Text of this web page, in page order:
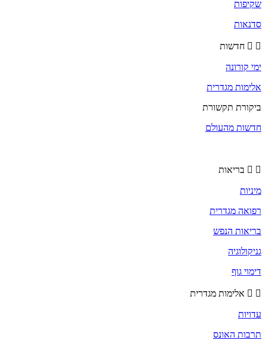
שקיפות
סדנאות
חדשות
ימי קורונה
אלימות מגדרית
ביקורת תקשורת
חדשות מהעולם
בריאות
מיניות
רפואה מגדרית
בריאות הנפש
גניקולוגיה
דימוי גוף
אלימות מגדרית
עדויות
תרבות האונס